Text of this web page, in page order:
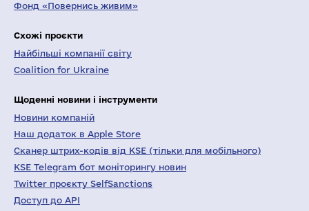
Фонд «Повернись живим»
Схожі проєкти
Найбільші компанії світу
Coalition for Ukraine
Щоденні новини і інструменти
Новини компаній
Наш додаток в Apple Store
Сканер штрих-кодів від KSE (тільки для мобільного)
KSE Telegram бот моніторингу новин
Twitter проєкту SelfSanctions
Доступ до API